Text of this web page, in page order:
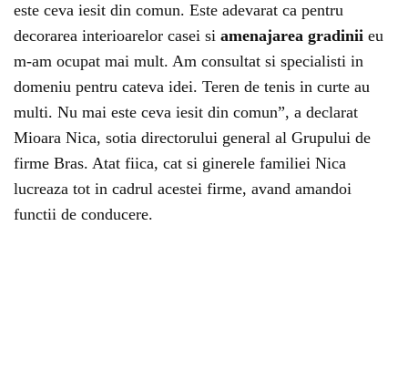
este ceva iesit din comun. Este adevarat ca pentru
decorarea interioarelor casei si amenajarea gradinii eu
m-am ocupat mai mult. Am consultat si specialisti in
domeniu pentru cateva idei. Teren de tenis in curte au
multi. Nu mai este ceva iesit din comun”, a declarat
Mioara Nica, sotia directorului general al Grupului de
firme Bras. Atat fiica, cat si ginerele familiei Nica
lucreaza tot in cadrul acestei firme, avand amandoi
functii de conducere.